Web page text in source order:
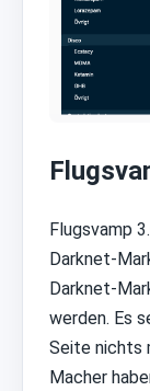
Flugsvamp
Darknet-
Darknet-
werden. Es
Seite nichts
Macher